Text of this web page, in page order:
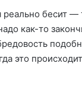
реально бесит
как-то
это